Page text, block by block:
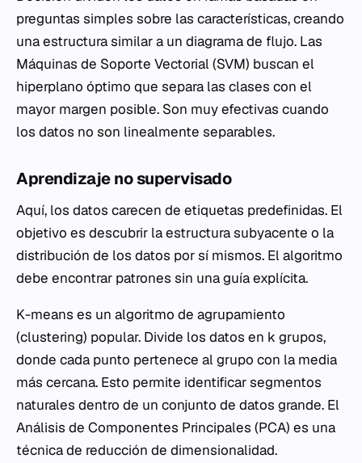
preguntas simples sobre las características, creando
una estructura similar a un diagrama de flujo. Las
Máquinas de Soporte Vectorial (SVM) buscan el
hiperplano óptimo que separa las clases con el
mayor margen posible. Son muy efectivas cuando
los datos no son linealmente separables.
Aprendizaje no supervisado
Aquí, los datos carecen de etiquetas predefinidas. El
objetivo es descubrir la estructura subyacente o la
distribución de los datos por sí mismos. El algoritmo
debe encontrar patrones sin una guía explícita.
K-means es un algoritmo de agrupamiento
(clustering) popular. Divide los datos en k grupos,
donde cada punto pertenece al grupo con la media
más cercana. Esto permite identificar segmentos
naturales dentro de un conjunto de datos grande. El
Análisis de Componentes Principales (PCA) es una
técnica de reducción de dimensionalidad.